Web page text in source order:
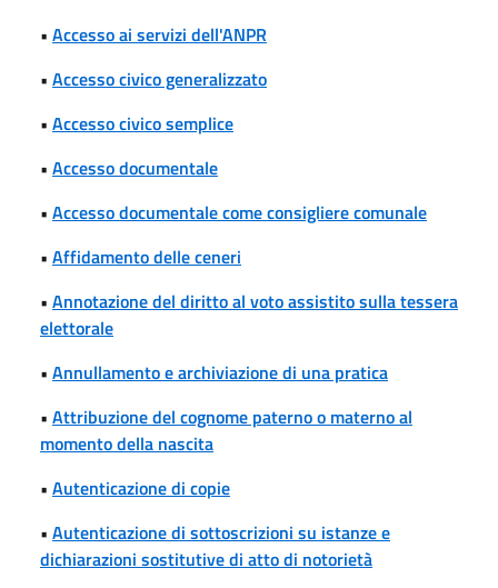
• Accesso ai servizi dell'ANPR
• Accesso civico generalizzato
• Accesso civico semplice
• Accesso documentale
• Accesso documentale come consigliere comunale
• Affidamento delle ceneri
• Annotazione del diritto al voto assistito sulla tessera
elettorale
• Annullamento e archiviazione di una pratica
• Attribuzione del cognome paterno o materno al
momento della nascita
• Autenticazione di copie
• Autenticazione di sottoscrizioni su istanze e
dichiarazioni sostitutive di atto di notorietà